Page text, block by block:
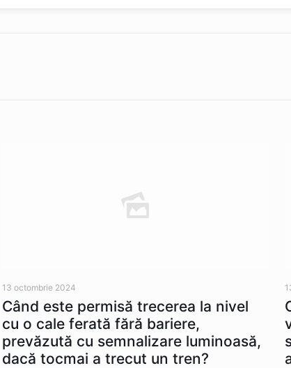
13 octombrie 2024
Când este permisă trecerea la nivel
cu o cale ferată fără bariere,
prevăzută cu semnalizare luminoasă,
dacă tocmai a trecut un tren?